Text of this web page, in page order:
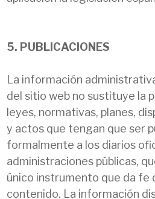
5. PUBLICACIONES
La información
del sitio web no sustituye la
leyes, normativas, planes,
y actos que tengan que ser
formalmente a los diarios
administraciones públicas,
único instrumento que da fe
contenido. La información